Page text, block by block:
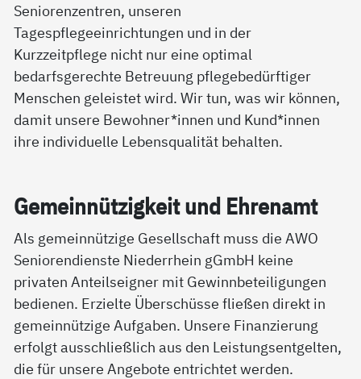
Seniorenzentren, unseren
Tagespflegeeinrichtungen und in der
Kurzzeitpflege nicht nur eine optimal
bedarfsgerechte Betreuung pflegebedürftiger
Menschen geleistet wird. Wir tun, was wir können,
damit unsere Bewohner*innen und Kund*innen
ihre individuelle Lebensqualität behalten.
Ge­mein­nüt­zig­keit und Eh­ren­amt
Als gemeinnützige Gesellschaft muss die AWO
Seniorendienste Niederrhein gGmbH keine
privaten Anteilseigner mit Gewinnbeteiligungen
bedienen. Erzielte Überschüsse fließen direkt in
gemeinnützige Aufgaben. Unsere Finanzierung
erfolgt ausschließlich aus den Leistungsentgelten,
die für unsere Angebote entrichtet werden.